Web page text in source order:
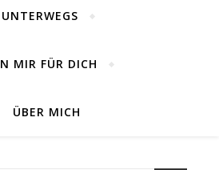
UNTERWEGS
MIR FÜR DICH
ÜBER MICH